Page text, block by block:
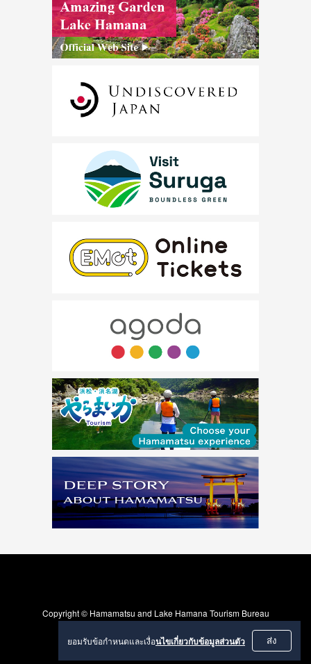
ยอมรับข้อกำหนดและเงื่อนไขเกี่ยวกับข้อมูลส่วนตัว ส่ง
Copyright © Hamamatsu and Lake Hamana Tourism Bureau